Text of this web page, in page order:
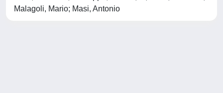
Malagoli, Mario; Masi, Antonio